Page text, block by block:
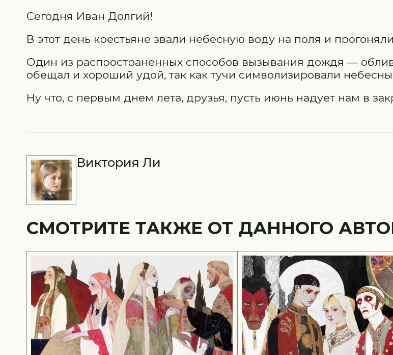
Сегодня Иван Долгий!
В этот день крестьяне звали небесную воду на поля и
Один из распространенных способов вызывания дождя —
обещал и хороший удой, так как тучи символизировали
Ну что, с первым днем лета, друзья, пусть июнь надует нам в
Виктория Ли
СМОТРИТЕ ТАКЖЕ ОТ ДАННОГО